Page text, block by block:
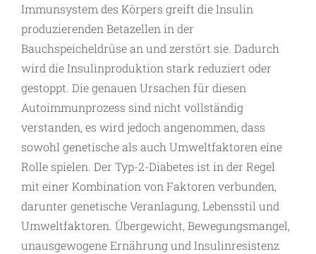
Immunsystem des Körpers greift die Insulin
produzierenden Betazellen in der
Bauchspeicheldrüse an und zerstört sie. Dadurch
wird die Insulinproduktion stark reduziert oder
gestoppt. Die genauen Ursachen für diesen
Autoimmunprozess sind nicht vollständig
verstanden, es wird jedoch angenommen, dass
sowohl genetische als auch Umweltfaktoren eine
Rolle spielen. Der Typ-2-Diabetes ist in der Regel
mit einer Kombination von Faktoren verbunden,
darunter genetische Veranlagung, Lebensstil und
Umweltfaktoren. Übergewicht, Bewegungsmangel,
unausgewogene Ernährung und Insulinresistenz